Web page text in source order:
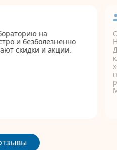
на
и безболезненно
скидки и акции.